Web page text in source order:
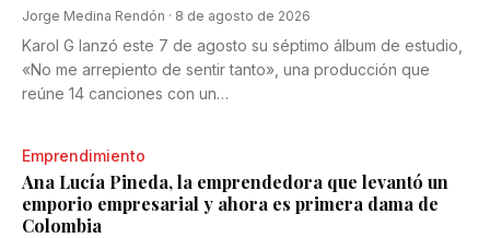
Jorge Medina Rendón · 8 de agosto de 2026
Karol G lanzó este 7 de agosto su séptimo álbum de estudio,
«No me arrepiento de sentir tanto», una producción que
reúne 14 canciones con un…
Emprendimiento
Ana Lucía Pineda, la emprendedora que levantó un
emporio empresarial y ahora es primera dama de
Colombia